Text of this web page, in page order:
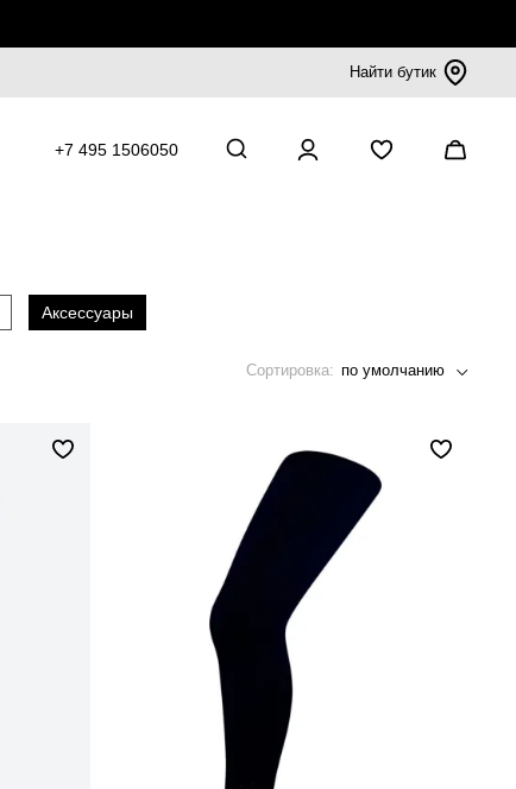
Найти бутик
+7 495 1506050
Аксессуары
Сортировка: по умолчанию